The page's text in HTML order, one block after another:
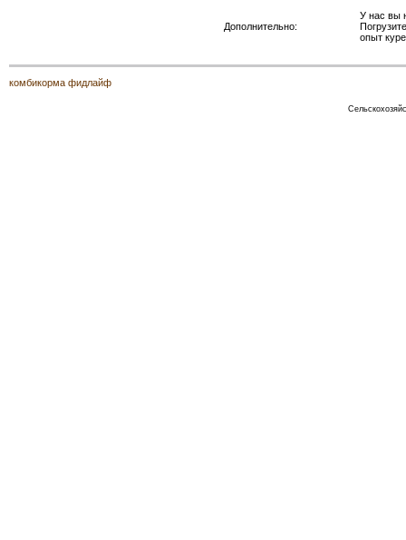
Дополнительно:
У нас вы
опыт
комбикорма фидлайф